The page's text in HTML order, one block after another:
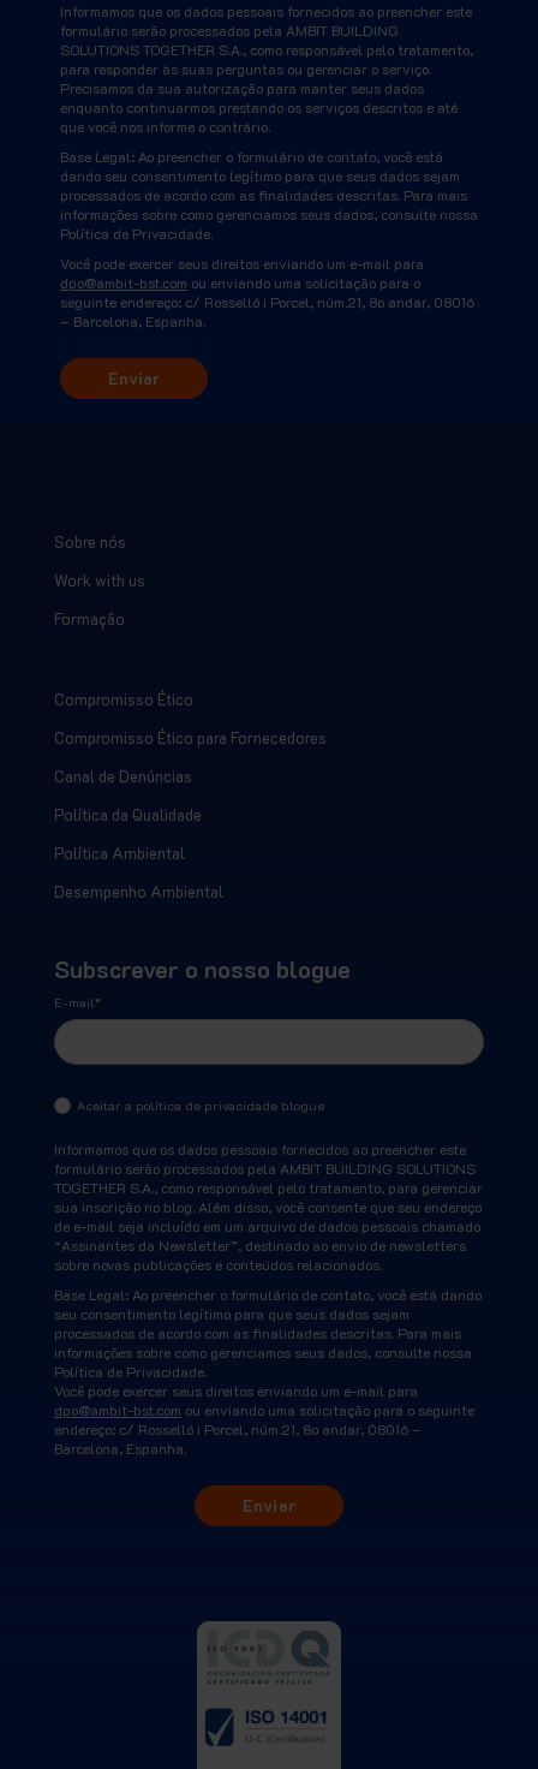
Informamos que os dados pessoais fornecidos ao preencher este
formulário serão processados pela AMBIT BUILDING
SOLUTIONS TOGETHER S.A., como responsável pelo tratamento,
para responder às suas perguntas ou gerenciar o serviço.
Precisamos da sua autorização para manter seus dados
enquanto continuarmos prestando os serviços descritos e até
que você nos informe o contrário.
Base Legal: Ao preencher o formulário de contato, você está
dando seu consentimento legítimo para que seus dados sejam
processados de acordo com as finalidades descritas. Para mais
informações sobre como gerenciamos seus dados, consulte nossa
Política de Privacidade.
Você pode exercer seus direitos enviando um e-mail para
dpo@ambit-bst.com ou enviando uma solicitação para o
seguinte endereço: c/ Rosselló i Porcel, núm.21, 8o andar, 08016
– Barcelona, Espanha.
Sobre nós
Work with us
Formaçâo
Compromisso Ético
Compromisso Ético para Fornecedores
Canal de Denúncias
Política da Qualidade
Política Ambiental
Desempenho Ambiental
Subscrever o nosso blogue
E-mail*
Aceitar a política de privacidade blogue
Informamos que os dados pessoais fornecidos ao preencher este
formulário serão processados pela AMBIT BUILDING SOLUTIONS
TOGETHER S.A., como responsável pelo tratamento, para gerenciar
sua inscrição no blog. Além disso, você consente que seu endereço
de e-mail seja incluído em um arquivo de dados pessoais chamado
“Assinantes da Newsletter”, destinado ao envio de newsletters
sobre novas publicações e conteúdos relacionados.
Base Legal: Ao preencher o formulário de contato, você está dando
seu consentimento legítimo para que seus dados sejam
processados de acordo com as finalidades descritas. Para mais
informações sobre como gerenciamos seus dados, consulte nossa
Política de Privacidade.
Você pode exercer seus direitos enviando um e-mail para
dpo@ambit-bst.com ou enviando uma solicitação para o seguinte
endereço: c/ Rosselló i Porcel, núm.21, 8o andar, 08016 –
Barcelona, Espanha.